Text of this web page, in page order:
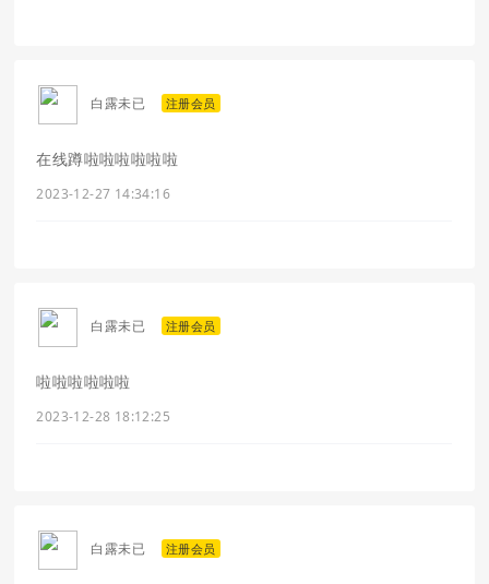
白露未已 注册会员
在线蹲啦啦啦啦啦啦
2023-12-27 14:34:16
白露未已 注册会员
啦啦啦啦啦啦
2023-12-28 18:12:25
白露未已 注册会员